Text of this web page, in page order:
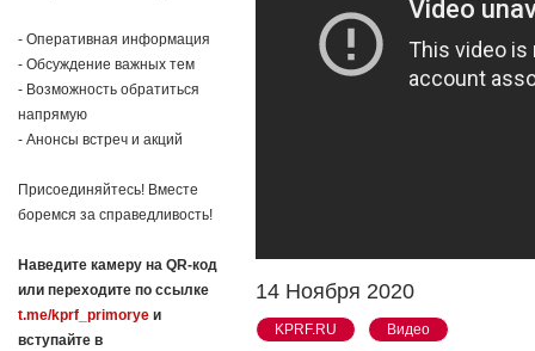
- Оперативная информация
- Обсуждение важных тем
- Возможность обратиться
напрямую
- Анонсы встреч и акций
Присоединяйтесь! Вместе
боремся за справедливость!
Наведите камеру на QR-код
или переходите по ссылке
t.me/kprf_primorye и
вступайте в
14 Ноября 2020
KPRF.RU Видео